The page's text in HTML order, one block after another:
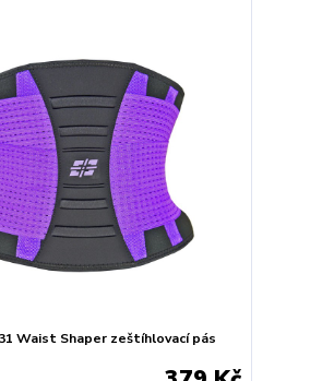
Waist Shaper zeštíhlovací pás